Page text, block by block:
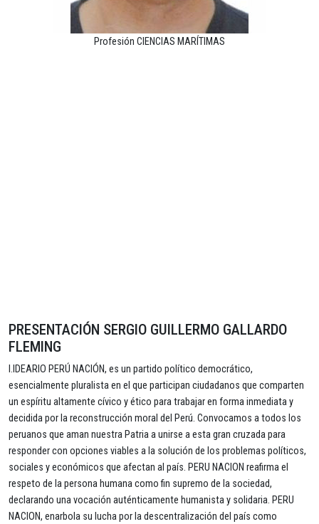
Profesión CIENCIAS MARÍTIMAS
PRESENTACIÓN SERGIO GUILLERMO GALLARDO
FLEMING
I.IDEARIO PERÚ NACIÓN, es un partido político democrático,
esencialmente pluralista en el que participan ciudadanos que comparten
un espíritu altamente cívico y ético para trabajar en forma inmediata y
decidida por la reconstrucción moral del Perú. Convocamos a todos los
peruanos que aman nuestra Patria a unirse a esta gran cruzada para
responder con opciones viables a la solución de los problemas políticos,
sociales y económicos que afectan al país. PERU NACION reafirma el
respeto de la persona humana como fin supremo de la sociedad,
declarando una vocación auténticamente humanista y solidaria. PERU
NACION, enarbola su lucha por la descentralización del país como